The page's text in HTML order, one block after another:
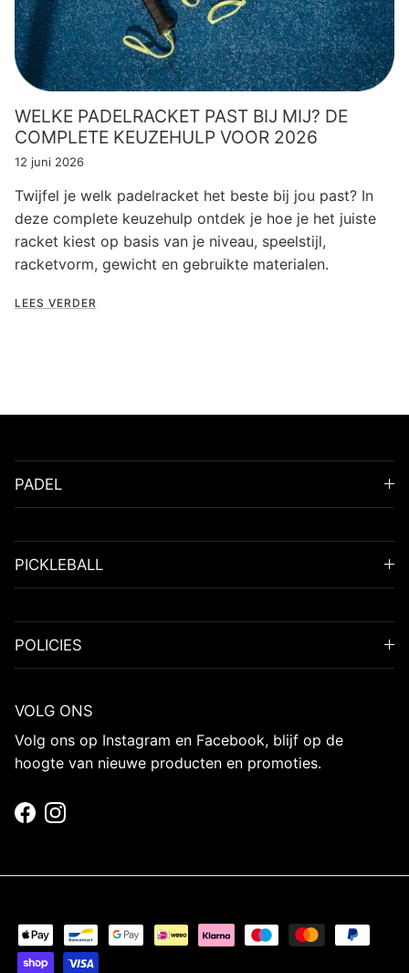
WELKE PADELRACKET PAST BIJ MIJ? DE
COMPLETE KEUZEHULP VOOR 2026
12 juni 2026
Twijfel je welk padelracket het beste bij jou past? In
deze complete keuzehulp ontdek je hoe je het juiste
racket kiest op basis van je niveau, speelstijl,
racketvorm, gewicht en gebruikte materialen.
LEES VERDER
PADEL
PICKLEBALL
POLICIES
VOLG ONS
Volg ons op Instagram en Facebook, blijf op de
hoogte van nieuwe producten en promoties.
FacebookInstagram